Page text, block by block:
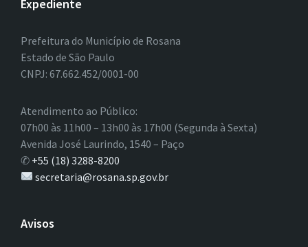
Expediente
Prefeitura do Município de Rosana
Estado de São Paulo
CNPJ: 67.662.452/0001-00
Atendimento ao Público:
07h00 às 11h00 – 13h00 às 17h00 (Segunda à Sexta)
Avenida José Laurindo, 1540 – Paço
✆ +55 (18) 3288-8200
secretaria@rosana.sp.gov.br
Avisos